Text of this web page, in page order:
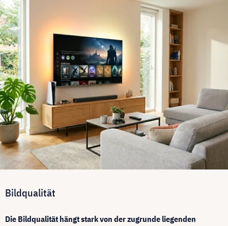
Bildqualität
Die Bildqualität hängt stark von der zugrunde liegenden